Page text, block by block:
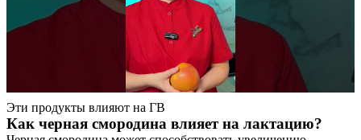
Эти продукты влияют на ГВ
Как черная смородина влияет на лактацию?